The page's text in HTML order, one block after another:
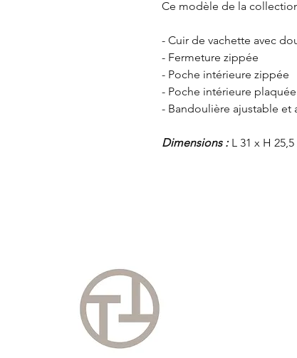
Ce modèle de la
- Cuir de vachette avec
- Fermeture zippée
- Poche intérieure zippée
- Poche intérieure plaquée
- Bandoulière ajustable et
Dimensions : L 31 x H